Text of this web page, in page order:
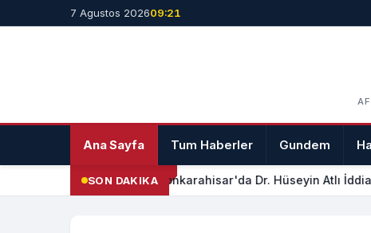
7 Agustos 202609:21
Ana Sayfa Tum Haberler Gundem
SON DAKIKAAfyonkarahisar'da Dr. Hüseyin Atlı